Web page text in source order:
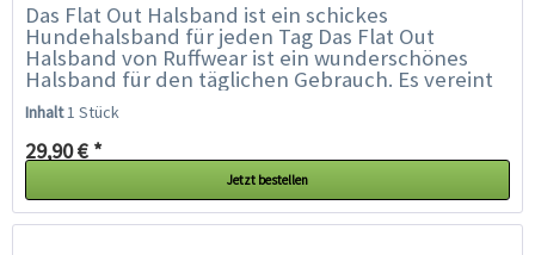
Das Flat Out Halsband ist ein schickes
Hundehalsband für jeden Tag Das Flat Out
Halsband von Ruffwear ist ein wunderschönes
Halsband für den täglichen Gebrauch. Es vereint
lebendige Farben und Muster mit der...
Inhalt1 Stück
29,90 € *
Jetzt bestellen